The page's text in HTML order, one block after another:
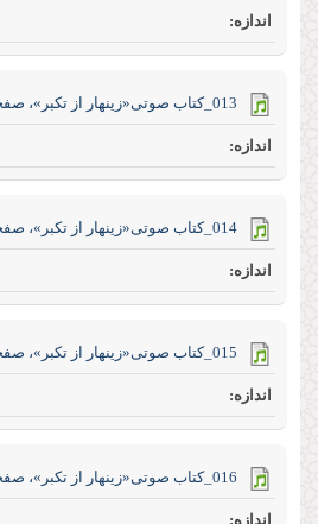
013_کتاب صوتی«زینهار از تکبر»، صفحه 230 تا 260
014_کتاب صوتی«زینهار از تکبر»، صفحه 260 تا 297
015_کتاب صوتی«زینهار از تکبر»، صفحه 297 تا 320
016_کتاب صوتی«زینهار از تکبر»، صفحه 320 تا 345